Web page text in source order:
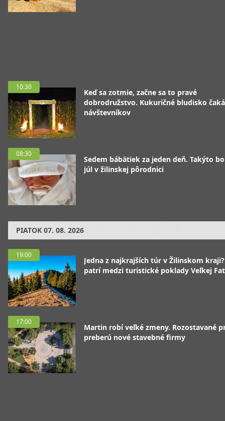
10:30
Keď sa zotmie, začne sa to pravé
dobrodružstvo. Kukuričné bludisko
návštevníkov
08:30
Sedem bábätiek za jeden deň. Takýto
júl v žilinskej pôrodnici
PIATOK 07. 08. 2026
19:00
Jedna z najkrajších túr v Žilinskom
patrí medzi turistické poklady Veľkej
17:00
Martin robí veľké zmeny. Rozostavané
preberú nové stavebné firmy